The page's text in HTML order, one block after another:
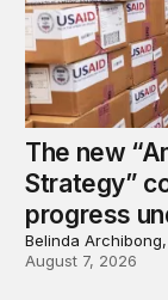
The new
Strategy”
progress
Belinda
August 7, 2026